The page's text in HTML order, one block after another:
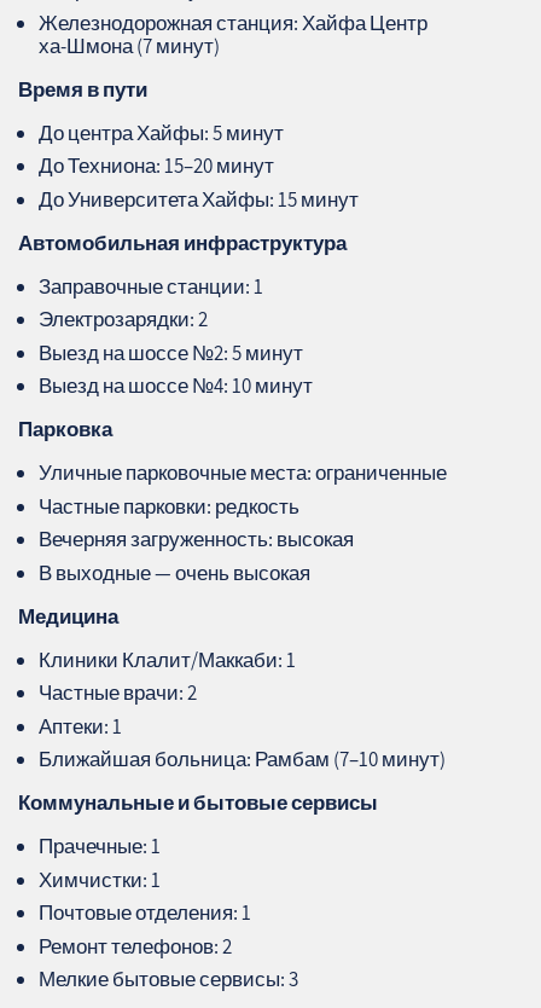
Железнодорожная станция: Хайфа Центр
ха‑Шмона (7 минут)
Время в пути
До центра Хайфы: 5 минут
До Техниона: 15–20 минут
До Университета Хайфы: 15 минут
Автомобильная инфраструктура
Заправочные станции: 1
Электрозарядки: 2
Выезд на шоссе №2: 5 минут
Выезд на шоссе №4: 10 минут
Парковка
Уличные парковочные места: ограниченные
Частные парковки: редкость
Вечерняя загруженность: высокая
В выходные — очень высокая
Медицина
Клиники Клалит/Маккаби: 1
Частные врачи: 2
Аптеки: 1
Ближайшая больница: Рамбам (7–10 минут)
Коммунальные и бытовые сервисы
Прачечные: 1
Химчистки: 1
Почтовые отделения: 1
Ремонт телефонов: 2
Мелкие бытовые сервисы: 3